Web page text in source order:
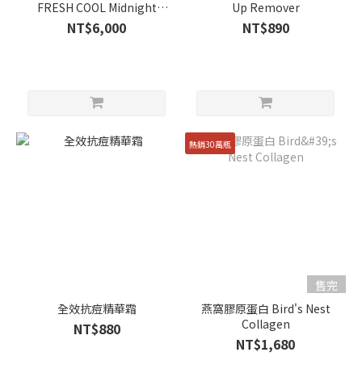
FRESH COOL Midnight
Recovery Treatment
NT$6,000
Up Remover
NT$890
全效抗痘精華霜
NT$880
熱銷30萬瓶
售完
燕窩膠原蛋白 Bird's Nest
Collagen
NT$1,680